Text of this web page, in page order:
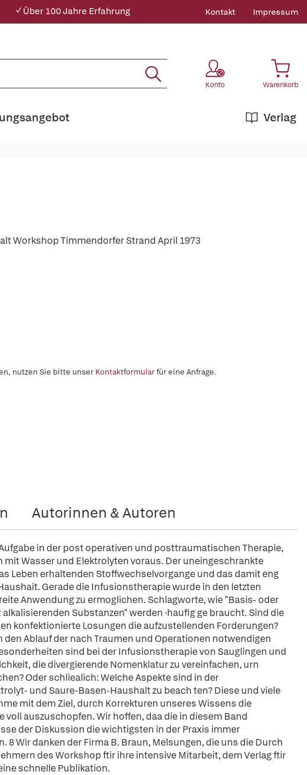
✓ Über 100 Jahre Erfahrung Kontakt Impressum
Konto Warenkorb
Verlag
Workshop Timmendorfer Strand April 1973
nutzen Sie bitte unser Kontaktformularfür eine Anfrage.
Autorinnen & Autoren
in der post operativen und posttraumatischen Therapie,
Wasser und Elektrolyten voraus. Der uneingeschrankte
Leben erhaltenden Stoffwechselvorgange und das damit eng
Gerade die Infusionstherapie wurde in den letzten
Anwendung zu ermoglichen. Schlagworte, wie "Basis- oder
Substanzen" werden ·haufig ge braucht. Sind die
konfektionierte Losungen die aufzustellenden Forderungen?
den Ablauf der nach Traumen und Operationen notwendigen
sind bei der Infusionstherapie von Sauglingen und
die divergierende Nomenklatur zu vereinfachen, urn
Oder schliealich: Welche Aspekte sind in der
und Saure-Basen-Haushalt zu beach ten? Diese und viele
mit dem Ziel, durch Korrekturen unseres Wissens die
auszuschopfen. Wir hoffen, daa die in diesem Band
der Diskussion die wichtigsten in der Praxis immer
Wir danken der Firma B. Braun, Melsungen, die uns die Durch
des Workshop ftir ihre intensive Mitarbeit, dem Verlag ftir
schnelle Publikation.